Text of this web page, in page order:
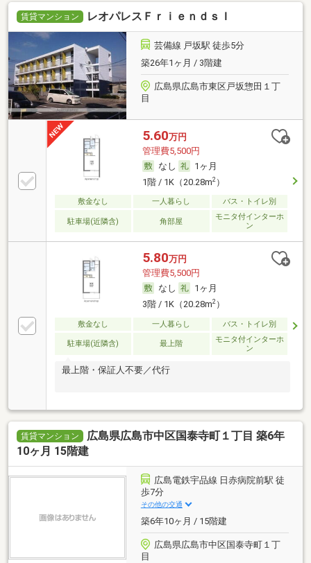
賃貸マンション レオパレスＦｒｉｅｎｄｓＩ
芸備線 戸坂駅 徒歩5分
築26年1ヶ月 / 3階建
広島県広島市東区戸坂惣田１丁
目
5.60万円
管理費5,500円
なし
1ヶ月
1階 / 1K（20.28m2）
敷金なし 一人暮らし バス・トイレ別
駐車場(近隣含) 角部屋
モニタ付インターホ
ン
5.80万円
管理費5,500円
なし
1ヶ月
3階 / 1K（20.28m2）
敷金なし 一人暮らし バス・トイレ別
駐車場(近隣含) 最上階
モニタ付インターホ
ン
最上階・保証人不要／代行
賃貸マンション
広島県広島市中区国泰寺町１丁目 築6年
10ヶ月 15階建
広島電鉄宇品線 日赤病院前駅 徒
歩7分
その他の交通
築6年10ヶ月 / 15階建
広島県広島市中区国泰寺町１丁
目